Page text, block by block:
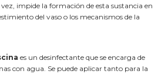
impide la formación de esta sustancia en
del vaso o los mecanismos de la
es un desinfectante que se encarga de
con agua. Se puede aplicar tanto para la